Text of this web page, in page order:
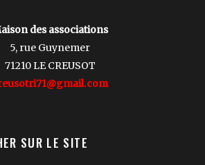
des associations
5, rue Guynemer
71210 LE CREUSOT
SUR LE SITE